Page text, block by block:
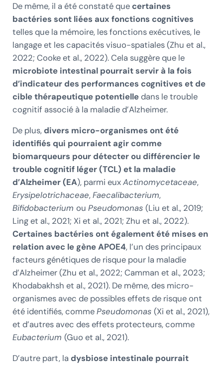
De même, il a été constaté que certaines
bactéries sont liées aux fonctions cognitives
telles que la mémoire, les fonctions exécutives, le
langage et les capacités visuo-spatiales (Zhu et al.,
2022; Cooke et al., 2022). Cela suggère que le
microbiote intestinal pourrait servir à la fois
d’indicateur des performances cognitives et de
cible thérapeutique potentielledans le trouble
cognitif associé à la maladie d’Alzheimer.
De plus, divers micro-organismes ont été
identifiés qui pourraient agir comme
biomarqueurs pour détecter ou différencier le
trouble cognitif léger (TCL) et la maladie
d’Alzheimer (EA), parmi euxActinomycetaceae,
Erysipelotrichaceae,Faecalibacterium,
Bifidobacterium ou Pseudomonas (Liu et al., 2019;
Ling et al., 2021; Xi et al., 2021; Zhu et al., 2022).
Certaines bactéries ont également été mises en
relation avec le gène APOE4, l’un des principaux
facteurs génétiques de risque pour la maladie
d’Alzheimer (Zhu et al., 2022; Camman et al., 2023;
Khodabakhsh et al., 2021). De même, des micro-
organismes avec de possibles effets de risque ont
été identifiés, commePseudomonas (Xi et al., 2021),
et d’autres avec des effets protecteurs, comme
Eubacterium (Guo et al., 2021).
D’autre part, la dysbiose intestinale pourrait